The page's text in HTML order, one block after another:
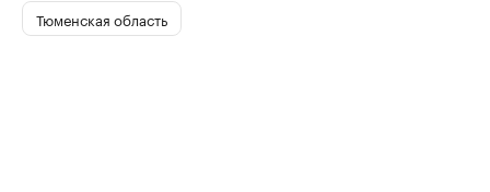
Тюменская область